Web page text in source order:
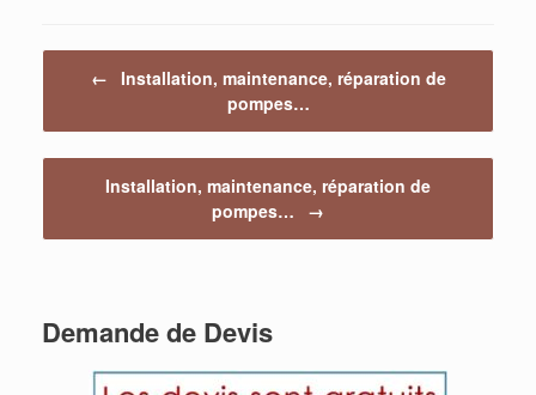
←
Installation, maintenance, réparation de
pompes…
Installation, maintenance, réparation de
pompes…
→
Demande de Devis